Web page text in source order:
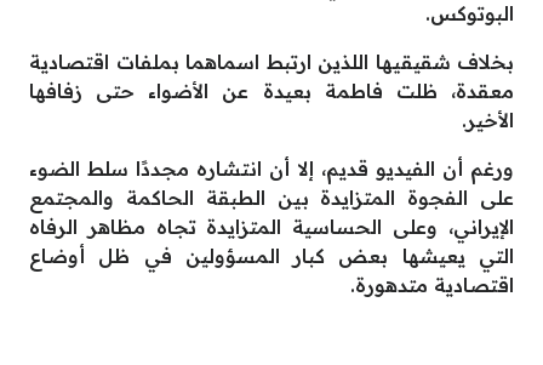
البوتوكس.
بخلاف شقيقيها اللذين ارتبط اسماهما بملفات اقتصادية
معقدة، ظلت فاطمة بعيدة عن الأضواء حتى زفافها
الأخير.
ورغم أن الفيديو قديم، إلا أن انتشاره مجددًا سلط الضوء
على الفجوة المتزايدة بين الطبقة الحاكمة والمجتمع
الإيراني، وعلى الحساسية المتزايدة تجاه مظاهر الرفاه
التي يعيشها بعض كبار المسؤولين في ظل أوضاع
اقتصادية متدهورة.